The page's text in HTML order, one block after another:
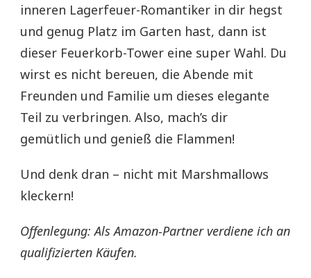
inneren Lagerfeuer-Romantiker in dir hegst
und genug Platz im Garten hast, dann ist
dieser Feuerkorb-Tower eine super Wahl. Du
wirst es nicht bereuen, die Abende mit
Freunden und Familie um dieses elegante
Teil zu verbringen. Also, mach’s dir
gemütlich und genieß die Flammen!
Und denk dran – nicht mit Marshmallows
kleckern!
Offenlegung: Als Amazon-Partner verdiene ich an
qualifizierten Käufen.